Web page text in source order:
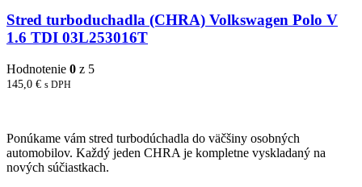
Stred turboduchadla (CHRA) Volkswagen Polo V
1.6 TDI 03L253016T
Hodnotenie 0 z 5
145,0 € s DPH
Ponúkame vám stred turbodúchadla do väčšiny osobných
automobilov. Každý jeden CHRA je kompletne vyskladaný na
nových súčiastkach.